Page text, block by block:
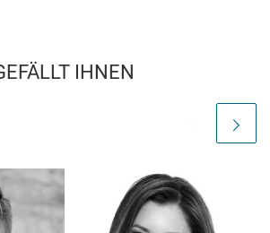
IHNEN